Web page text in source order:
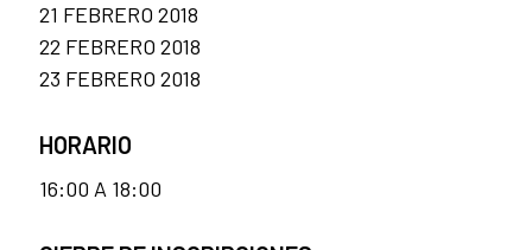
21 FEBRERO 2018
22 FEBRERO 2018
23 FEBRERO 2018
HORARIO
16:00 A 18:00